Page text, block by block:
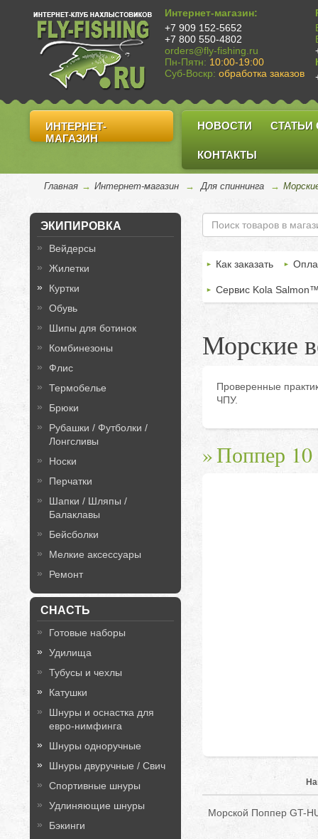
Интернет-магазин:
+7 909 152-5652
+7 800 550-4802
orders@fly-fishing.ru
Пн-Пятн: 10:00-19:00
Суб-Воскр: обработка заказов
ИНТЕРНЕТ-
МАГАЗИН
НОВОСТИ СТАТЬИ
КОНТАКТЫ
Главная → Интернет-магазин → Для спиннинга →
ЭКИПИРОВКА
Вейдерсы
Жилетки
Куртки
Обувь
Шипы для ботинок
Комбинезоны
Флис
Термобелье
Брюки
Рубашки / Футболки /
Лонгсливы
Носки
Перчатки
Шапки / Шляпы /
Балаклавы
Бейсболки
Мелкие аксессуары
Ремонт
СНАСТЬ
Готовые наборы
Удилища
Тубусы и чехлы
Катушки
Шнуры и оснастка для
евро-нимфинга
Шнуры одноручные
Шнуры двуручные / Свич
Спортивные шнуры
Удлиняющие шнуры
Бэкинги
Как заказать
Сервис Kola
Морские
Проверенные
ЧПУ.
Поппер 10
Морской Поппер GT-